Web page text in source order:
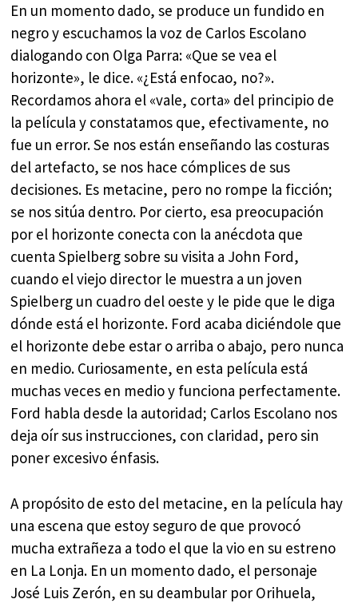
En un momento dado, se produce un fundido en
negro y escuchamos la voz de Carlos Escolano
dialogando con Olga Parra: «Que se vea el
horizonte», le dice. «¿Está enfocao, no?».
Recordamos ahora el «vale, corta» del principio de
la película y constatamos que, efectivamente, no
fue un error. Se nos están enseñando las costuras
del artefacto, se nos hace cómplices de sus
decisiones. Es metacine, pero no rompe la ficción;
se nos sitúa dentro. Por cierto, esa preocupación
por el horizonte conecta con la anécdota que
cuenta Spielberg sobre su visita a John Ford,
cuando el viejo director le muestra a un joven
Spielberg un cuadro del oeste y le pide que le diga
dónde está el horizonte. Ford acaba diciéndole que
el horizonte debe estar o arriba o abajo, pero nunca
en medio. Curiosamente, en esta película está
muchas veces en medio y funciona perfectamente.
Ford habla desde la autoridad; Carlos Escolano nos
deja oír sus instrucciones, con claridad, pero sin
poner excesivo énfasis.
A propósito de esto del metacine, en la película hay
una escena que estoy seguro de que provocó
mucha extrañeza a todo el que la vio en su estreno
en La Lonja. En un momento dado, el personaje
José Luis Zerón, en su deambular por Orihuela,